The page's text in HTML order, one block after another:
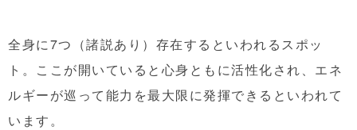
全身に7つ（諸説あり）存在するといわれるスポッ
ト。ここが開いていると心身ともに活性化され、エネ
ルギーが巡って能力を最大限に発揮できるといわれて
います。